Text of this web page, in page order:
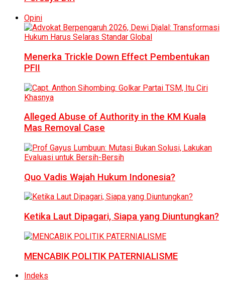
Opini
Menerka Trickle Down Effect Pembentukan
PFII
Alleged Abuse of Authority in the KM Kuala
Mas Removal Case
Quo Vadis Wajah Hukum Indonesia?
Ketika Laut Dipagari, Siapa yang Diuntungkan?
MENCABIK POLITIK PATERNIALISME
Indeks